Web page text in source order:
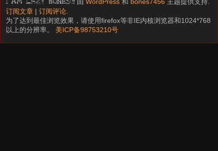
I am LAZY bones?
订阅文章 |订阅评论
为了达到最佳浏览效果，请使用firefox等非IE内核浏览器和1024*768
以上的分辨率。 美ICP备98753210号